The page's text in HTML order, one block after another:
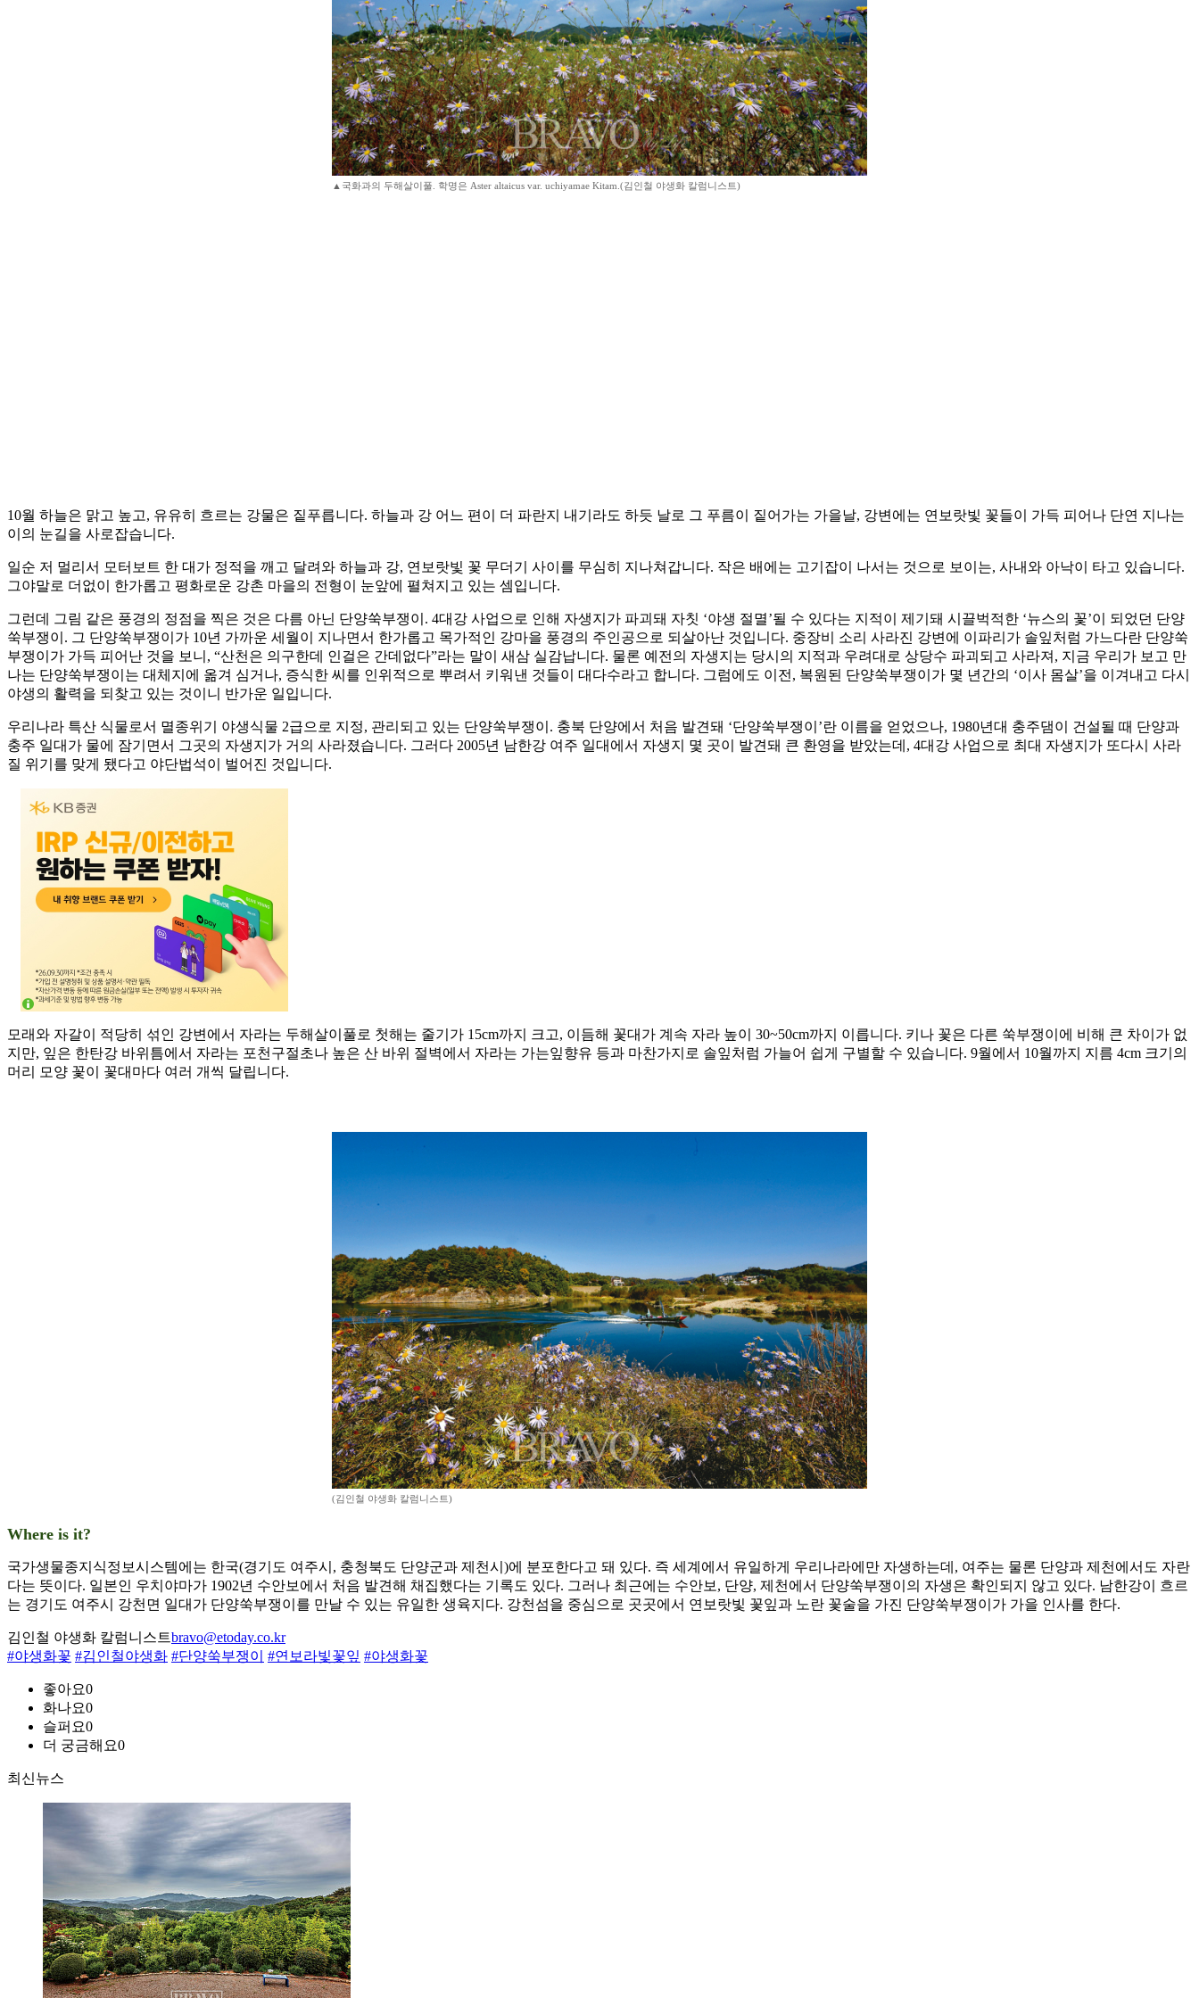
▲국화과의 두해살이풀. 학명은 Aster altaicus var. uchiyamae Kitam.(김인철 야생화 칼럼니스트)
10월 하늘은 맑고 높고, 유유히 흐르는 강물은 짙푸릅니다. 하늘과 강 어느 편이 더 파란지 내기라도 하듯 날로 그 푸름이 짙어가는 가을날, 강변에는 연보랏빛 꽃들이 가득 피어나 단연 지나는
이의 눈길을 사로잡습니다.
일순 저 멀리서 모터보트 한 대가 정적을 깨고 달려와 하늘과 강, 연보랏빛 꽃 무더기 사이를 무심히 지나쳐갑니다. 작은 배에는 고기잡이 나서는 것으로 보이는, 사내와 아낙이 타고 있습니다.
그야말로 더없이 한가롭고 평화로운 강촌 마을의 전형이 눈앞에 펼쳐지고 있는 셈입니다.
그런데 그림 같은 풍경의 정점을 찍은 것은 다름 아닌 단양쑥부쟁이. 4대강 사업으로 인해 자생지가 파괴돼 자칫 ‘야생 절멸’될 수 있다는 지적이 제기돼 시끌벅적한 ‘뉴스의 꽃’이 되었던 단양
쑥부쟁이. 그 단양쑥부쟁이가 10년 가까운 세월이 지나면서 한가롭고 목가적인 강마을 풍경의 주인공으로 되살아난 것입니다. 중장비 소리 사라진 강변에 이파리가 솔잎처럼 가느다란 단양쑥
부쟁이가 가득 피어난 것을 보니, “산천은 의구한데 인걸은 간데없다”라는 말이 새삼 실감납니다. 물론 예전의 자생지는 당시의 지적과 우려대로 상당수 파괴되고 사라져, 지금 우리가 보고 만
나는 단양쑥부쟁이는 대체지에 옮겨 심거나, 증식한 씨를 인위적으로 뿌려서 키워낸 것들이 대다수라고 합니다. 그럼에도 이전, 복원된 단양쑥부쟁이가 몇 년간의 ‘이사 몸살’을 이겨내고 다시
야생의 활력을 되찾고 있는 것이니 반가운 일입니다.
우리나라 특산 식물로서 멸종위기 야생식물 2급으로 지정, 관리되고 있는 단양쑥부쟁이. 충북 단양에서 처음 발견돼 ‘단양쑥부쟁이’란 이름을 얻었으나, 1980년대 충주댐이 건설될 때 단양과
충주 일대가 물에 잠기면서 그곳의 자생지가 거의 사라졌습니다. 그러다 2005년 남한강 여주 일대에서 자생지 몇 곳이 발견돼 큰 환영을 받았는데, 4대강 사업으로 최대 자생지가 또다시 사라
질 위기를 맞게 됐다고 야단법석이 벌어진 것입니다.
모래와 자갈이 적당히 섞인 강변에서 자라는 두해살이풀로 첫해는 줄기가 15cm까지 크고, 이듬해 꽃대가 계속 자라 높이 30~50cm까지 이릅니다. 키나 꽃은 다른 쑥부쟁이에 비해 큰 차이가 없
지만, 잎은 한탄강 바위틈에서 자라는 포천구절초나 높은 산 바위 절벽에서 자라는 가는잎향유 등과 마찬가지로 솔잎처럼 가늘어 쉽게 구별할 수 있습니다. 9월에서 10월까지 지름 4cm 크기의
머리 모양 꽃이 꽃대마다 여러 개씩 달립니다.
(김인철 야생화 칼럼니스트)
Where is it?
국가생물종지식정보시스템에는 한국(경기도 여주시, 충청북도 단양군과 제천시)에 분포한다고 돼 있다. 즉 세계에서 유일하게 우리나라에만 자생하는데, 여주는 물론 단양과 제천에서도 자란
다는 뜻이다. 일본인 우치야마가 1902년 수안보에서 처음 발견해 채집했다는 기록도 있다. 그러나 최근에는 수안보, 단양, 제천에서 단양쑥부쟁이의 자생은 확인되지 않고 있다. 남한강이 흐르
는 경기도 여주시 강천면 일대가 단양쑥부쟁이를 만날 수 있는 유일한 생육지다. 강천섬을 중심으로 곳곳에서 연보랏빛 꽃잎과 노란 꽃술을 가진 단양쑥부쟁이가 가을 인사를 한다.
김인철 야생화 칼럼니스트bravo@etoday.co.kr
#야생화꽃 #김인철야생화 #단양쑥부쟁이 #연보라빛꽃잎 #야생화꽃
좋아요0
화나요0
슬퍼요0
더 궁금해요0
최신뉴스